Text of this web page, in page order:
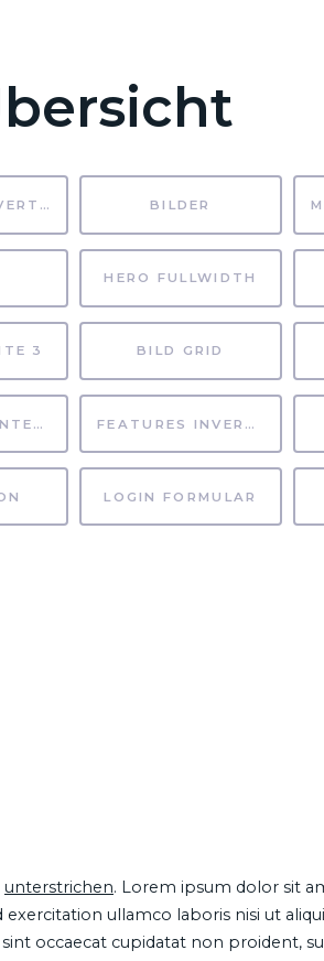
BUTTONS INVERTIERT BILDER
HERO FULLWIDTH
3 BILD GRID
FEATURES HINTERGRUND FEATURES INVERTIERT
LOGIN FORMULAR
unterstrichen. Lorem ipsum dolor sit
ullamco laboris nisi ut
occaecat cupidatat non proident,